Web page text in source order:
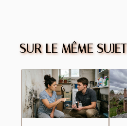
SUR LE MÊME SUJET